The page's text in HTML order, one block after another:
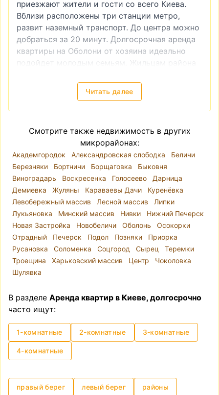
приезжают жители и гости со всего Киева.
Вблизи расположены три станции метро,
развит наземный транспорт. До центра можно
добраться за 20 минут. Долгосрочная аренда
квартиры на Оболони от хозяина идеально
подойдет молодым семьям. Жильцам района
развлекательные, торговые центры,
спортивные площадки. Еще одна особенность
– аквапарк.
долгосрочной аренды жилья. Просмотрите
доступные объявления на нашем сайте.
Удобство поисковой системы позволяет
выбрать жилье согласно количеству комнат,
стоимости, интерьеру. Размещенная
информация актуальна и соответствует
действительности.
Читать далее
Смотрите также недвижимость в других
микрорайонах:
Академгородок Александровская слободка
Беличи
Березняки
Бортничи Борщаговка
Быковня
Виноградарь
Воскресенка Голосеево
Дарница
Демиевка
Жуляны Караваевы Дачи
Куренёвка
Левобережный массив
Лесной массив
Липки
Лукьяновка
Минский массив Нивки
Нижний Печерск
Новая Застройка
Новобеличи Оболонь
Осокорки
Отрадный
Печерск Подол Позняки
Приорка
Русановка
Соломенка Соцгород Сырец
Теремки
Троещина
Харьковский массив Центр
Чоколовка
Шулявка
В разделе Аренда квартир в Киеве, долгосрочно
часто ищут:
1-комнатные 2-комнатные 3-комнатные
4-комнатные
правый берег левый берег районы